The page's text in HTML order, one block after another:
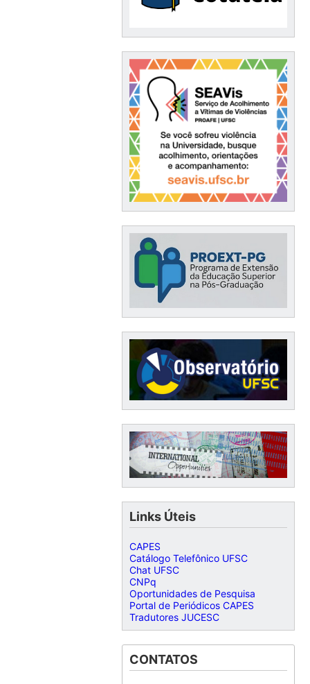
Links Úteis
CAPES
Catálogo Telefônico UFSC
Chat UFSC
CNPq
Oportunidades de Pesquisa
Portal de Periódicos CAPES
Tradutores JUCESC
CONTATOS